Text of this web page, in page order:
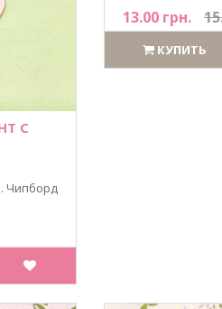
С
Чипборд
13.00 грн.
КУПИТЬ